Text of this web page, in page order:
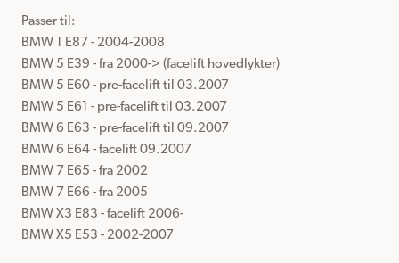
Passer til:
BMW 1 E87 - 2004-2008
BMW 5 E39 - fra 2000-> (facelift hovedlykter)
BMW 5 E60 - pre-facelift til 03.2007
BMW 5 E61 - pre-facelift til 03.2007
BMW 6 E63 - pre-facelift til 09.2007
BMW 6 E64 - facelift 09.2007
BMW 7 E65 - fra 2002
BMW 7 E66 - fra 2005
BMW X3 E83 - facelift 2006-
BMW X5 E53 - 2002-2007